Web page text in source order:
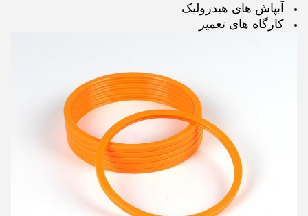
آبپاش های هیدرولیک
کارگاه های تعمیر